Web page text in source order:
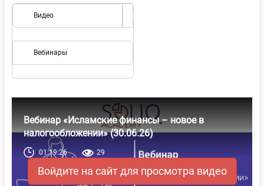
Видео
Вебинары
Вебинар «Исламские финансы – новое в
налогообложении» (30.06.26)
01:19:26 29
Войдите на сайт для просмотра видео